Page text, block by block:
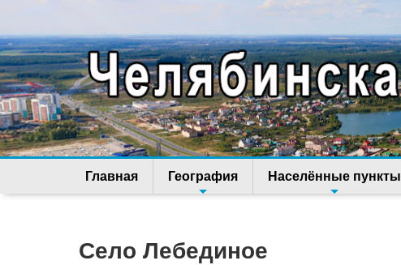
Главная География Населённые пункты
Село Лебединое